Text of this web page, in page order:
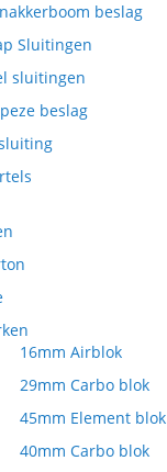
beslag
Sluitingen
sluitingen
beslag
16mm Airblok
29mm Carbo blok
45mm Element blok
40mm Carbo blok